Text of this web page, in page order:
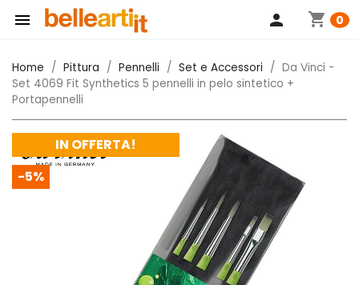
 shopping_cart 0
person
Home Pittura Pennelli Set e Accessori
Da Vinci -
Set 4069 Fit Synthetics 5 pennelli in pelo sintetico +
Portapennelli
IN OFFERTA!
-5%